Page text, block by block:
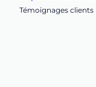
Témoignages clients